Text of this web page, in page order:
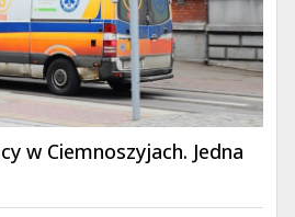
w Ciemnoszyjach. Jedna